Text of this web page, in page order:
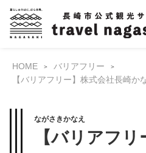
HOME
バリアフリー
【バリアフリー】株式会社長崎か
ながさきかなえ
【バリアフ